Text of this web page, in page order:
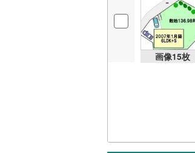
画像15枚
該当物件 件
該当物件 件
該当物件 件
該当物件 件
該当物件 件
該当物件 件